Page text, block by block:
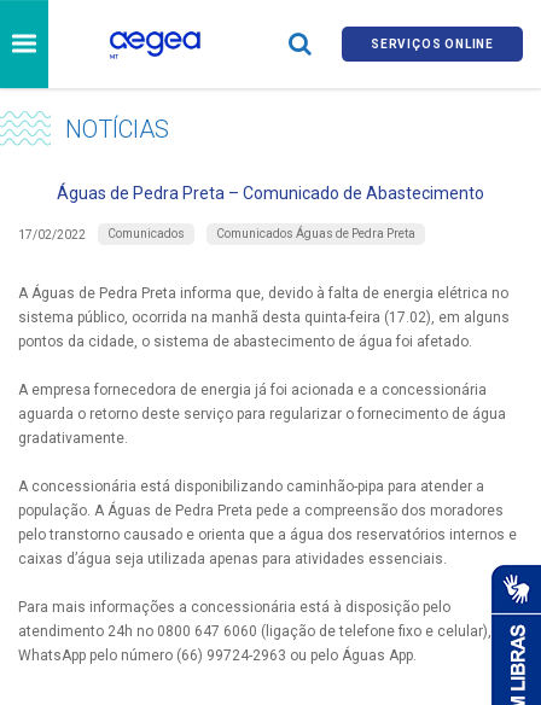
SERVIÇOS ONLINE
NOTÍCIAS
Águas de Pedra Preta – Comunicado de Abastecimento
17/02/2022 Comunicados Comunicados Águas de Pedra Preta
A Águas de Pedra Preta informa que, devido à falta de energia elétrica no
sistema público, ocorrida na manhã desta quinta-feira (17.02), em alguns
pontos da cidade, o sistema de abastecimento de água foi afetado.
A empresa fornecedora de energia já foi acionada e a concessionária
aguarda o retorno deste serviço para regularizar o fornecimento de água
gradativamente.
A concessionária está disponibilizando caminhão-pipa para atender a
população. A Águas de Pedra Preta pede a compreensão dos moradores
pelo transtorno causado e orienta que a água dos reservatórios internos e
caixas d’água seja utilizada apenas para atividades essenciais.
Para mais informações a concessionária está à disposição pelo
atendimento 24h no 0800 647 6060 (ligação de telefone fixo e celular), via
WhatsApp pelo número (66) 99724-2963 ou pelo Águas App.